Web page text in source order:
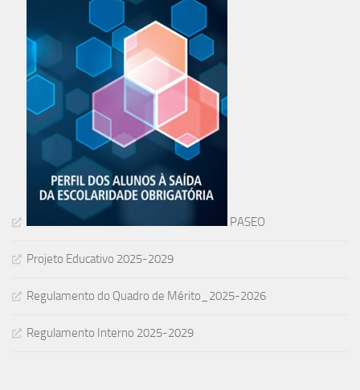
PASEO
Projeto Educativo 2025-2029
Regulamento do Quadro de Mérito_2025-2026
Regulamento Interno 2025-2029